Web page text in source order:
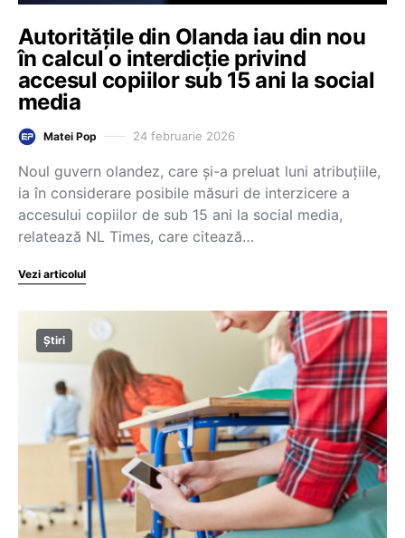
Autoritățile din Olanda iau din nou
în calcul o interdicție privind
accesul copiilor sub 15 ani la social
media
Matei Pop 24 februarie 2026
Noul guvern olandez, care și-a preluat luni atribuțiile,
ia în considerare posibile măsuri de interzicere a
accesului copiilor de sub 15 ani la social media,
relatează NL Times, care citează…
Vezi articolul
Știri